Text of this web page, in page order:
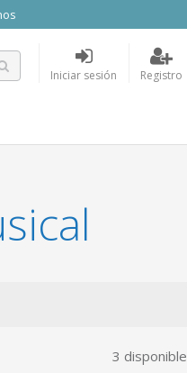
Iniciar sesión Registro
3 disponible